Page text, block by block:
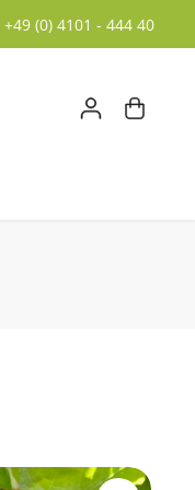
+49 (0) 4101 - 444 40